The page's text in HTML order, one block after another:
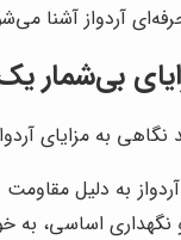
آردواز آشنا
بی‌شمار
نگاهی به مزایای
آردواز به دلیل
و نگهداری اساسی، به